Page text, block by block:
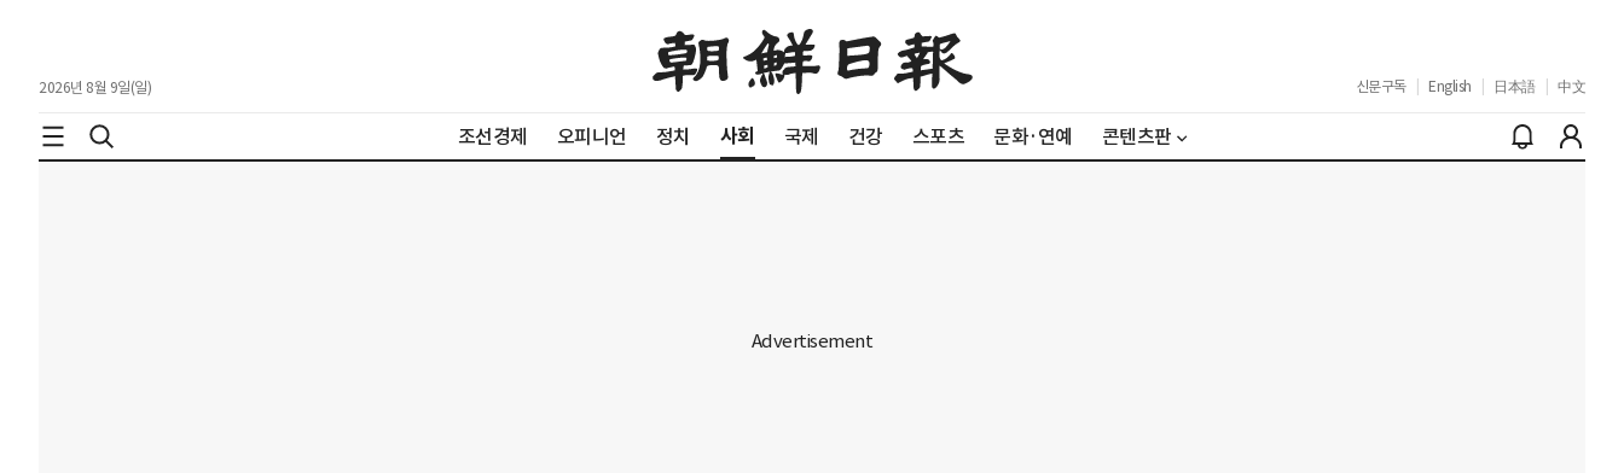
2026년 8월 9일(일) 신문구독 English 日本語 中文
조선경제 오피니언 정치 사회 국제 건강 스포츠 문화·연예 콘텐츠판